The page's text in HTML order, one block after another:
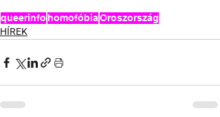
queerinfohomofóbiaOroszország
HÍREK